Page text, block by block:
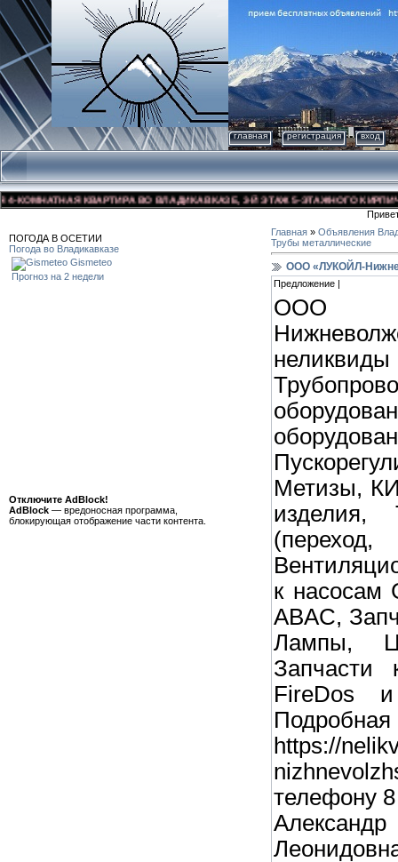
главная регистрация вход
КВАРТИРА ВО ВЛАДИКАВКАЗЕ, 3-Й ЭТАЖ 5-ЭТАЖНОГО
ПОГОДА В ОСЕТИИ
Погода во Владикавказе
Gismeteo
Прогноз на 2 недели
Отключите AdBlock!
AdBlock — вредоносная программа,
блокирующая отображение части контента.
Главная » Объявления
Трубы металлические
ООО «ЛУКОЙЛ-
Предложение |
ООО
Метизы,
изделия,
к насосам
ABAC,
Лампы,
Запчасти
FireDos и
https://
телефону